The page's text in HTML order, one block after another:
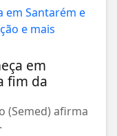
em
fim da
(Semed) afirma